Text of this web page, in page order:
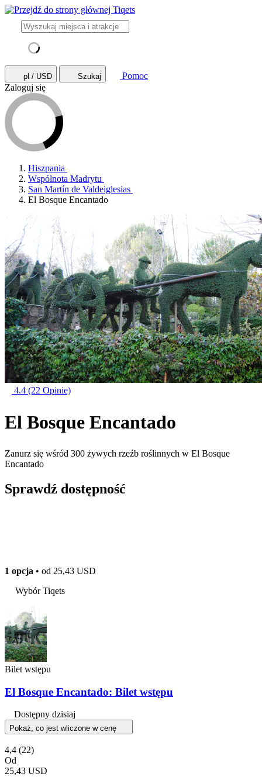
pl / USD Szukaj
Pomoc
Zaloguj się
Hiszpania
Wspólnota Madrytu
San Martín de Valdeiglesias
El Bosque Encantado
4.4 (22 Opinie)
El Bosque Encantado
Zanurz się wśród 300 żywych rzeźb roślinnych w El Bosque
Encantado
Sprawdź dostępność
1 opcja • od 25,43 USD
Wybór Tiqets
Bilet wstępu
El Bosque Encantado: Bilet wstępu
Dostępny dzisiaj
Pokaż, co jest wliczone w cenę
4,4 (22)
Od
25,43 USD